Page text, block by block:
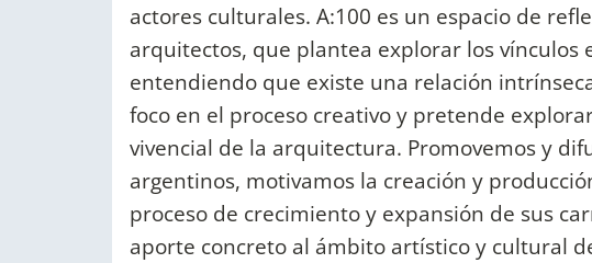
actores culturales. A:100 es un espacio de
arquitectos, que plantea explorar los
entendiendo que existe una relación
foco en el proceso creativo y pretende
vivencial de la arquitectura. Promovemos y
argentinos, motivamos la creación y
proceso de crecimiento y expansión de sus
aporte concreto al ámbito artístico y cultural